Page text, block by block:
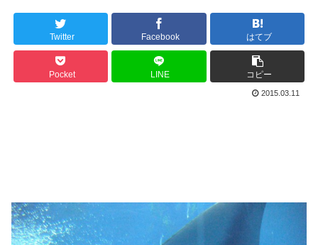
Twitter Facebook はてブ
Pocket LINE コピー
2015.03.11